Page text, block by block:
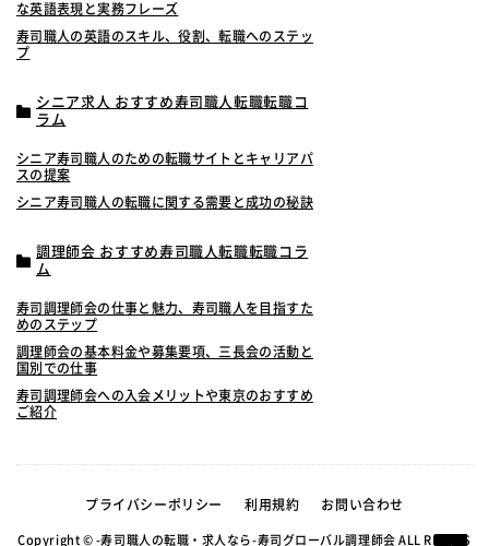
な英語表現と実務フレーズ
寿司職人の英語のスキル、役割、転職へのステッ
プ
シニア求人 おすすめ寿司職人転職転職コ
ラム
シニア寿司職人のための転職サイトとキャリアパ
スの提案
シニア寿司職人の転職に関する需要と成功の秘訣
調理師会 おすすめ寿司職人転職転職コラ
ム
寿司調理師会の仕事と魅力、寿司職人を目指すた
めのステップ
調理師会の基本料金や募集要項、三長会の活動と
国別での仕事
寿司調理師会への入会メリットや東京のおすすめ
ご紹介
プライバシーポリシー 利用規約 お問い合わせ
Copyright © -寿司職人の転職・求人なら-寿司グローバル調理師会 ALL RIGHTS